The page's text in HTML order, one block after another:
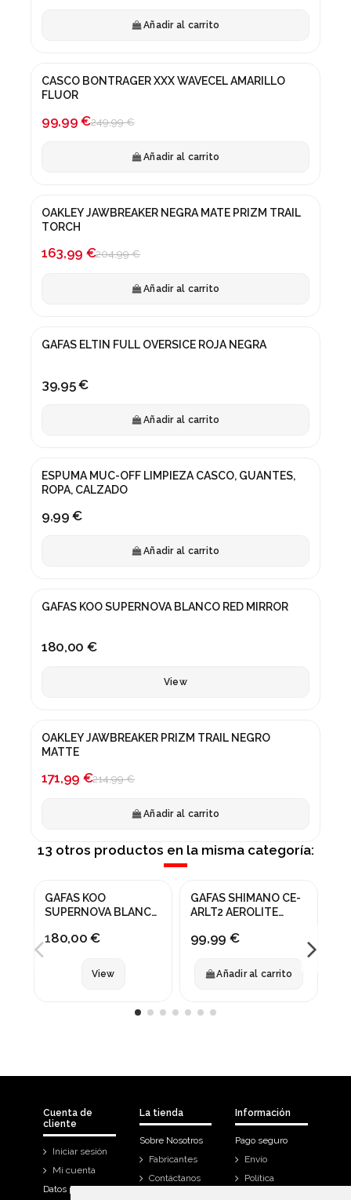
Añadir al carrito
¡En oferta!
CASCO BONTRAGER XXX WAVECEL AMARILLO
FLUOR
99,99 €249,99 €
Añadir al carrito
¡En oferta!
OAKLEY JAWBREAKER NEGRA MATE PRIZM TRAIL
TORCH
163,99 €204,99 €
Añadir al carrito
GAFAS ELTIN FULL OVERSICE ROJA NEGRA
39,95 €
Añadir al carrito
ESPUMA MUC-OFF LIMPIEZA CASCO, GUANTES,
ROPA, CALZADO
9,99 €
Añadir al carrito
GAFAS KOO SUPERNOVA BLANCO RED MIRROR
180,00 €
View
-20%
OAKLEY JAWBREAKER PRIZM TRAIL NEGRO
MATTE
171,99 €214,99 €
Añadir al carrito
13 otros productos en la misma categoría:
GAFAS KOO
SUPERNOVA BLANCO
180,00 €
View
GAFAS SHIMANO CE-
ARLT2 AEROLITE
NEGRO
99,99 €
Añadir al carrito
Cuenta de
cliente
Iniciar sesión
Mi cuenta
Datos personales
La tienda
Sobre Nosotros
Fabricantes
Contáctanos
Información
Pago seguro
Envío
Política